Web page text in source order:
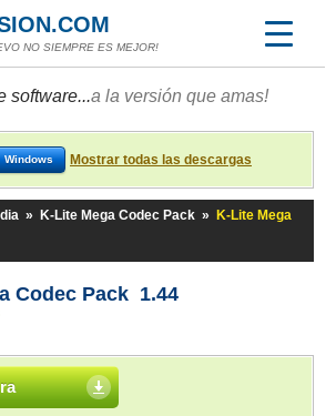
NO SIEMPRE ES MEJOR!
software...a la versión que amas!
Windows Mostrar todas las descargas
» K-Lite Mega Codec Pack »
K-Lite Mega
Codec Pack 1.44